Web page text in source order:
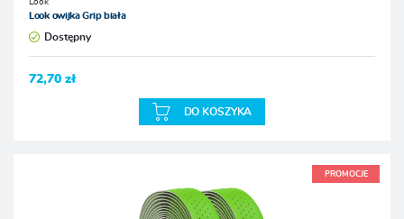
Look
Look owijka Grip biała
Dostępny
72,70 zł
DO KOSZYKA
PROMOCJE